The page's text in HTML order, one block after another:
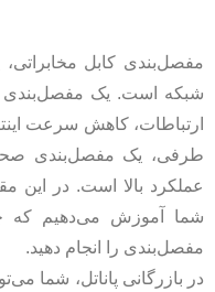
مفصل‌بندی کابل
شبکه است. یک مفصل‌بندی
ارتباطات، کاهش سرعت
طرفی، یک مفصل‌بندی
عملکرد بالا است. در این
شما آموزش می‌دهیم که
مفصل‌بندی را انجام دهید.
در بازرگانی پاناتل، شما